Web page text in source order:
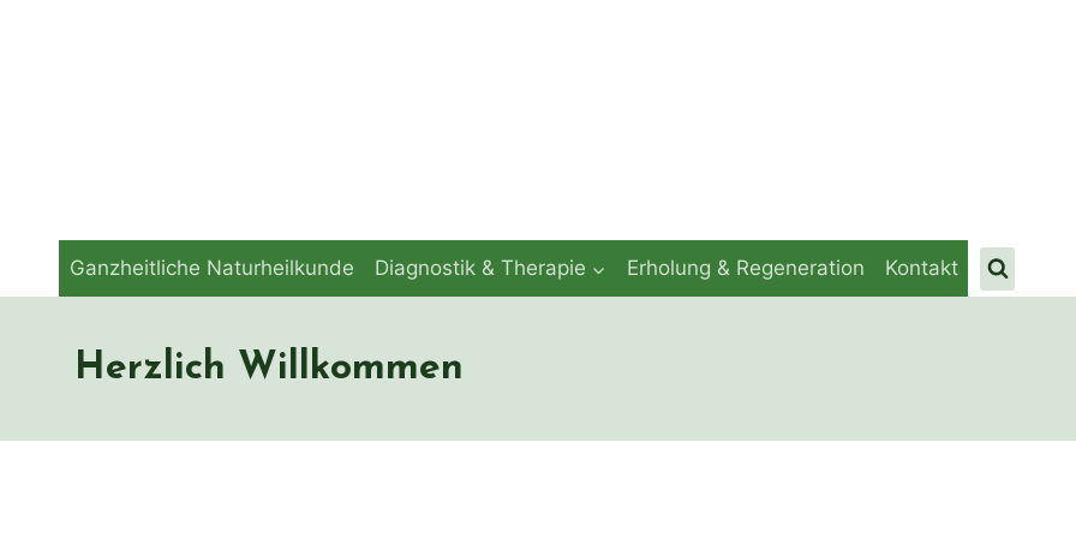
Ganzheitliche Naturheilkunde Diagnostik & Therapie Erholung & Regeneration Kontakt
Herzlich Willkommen